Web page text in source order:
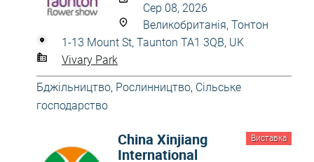
Сер 08, 2026
Великобританія, Тонтон
1-13 Mount St, Taunton TA1 3QB, UK
Vivary Park
Бджільництво, Рослинництво, Сільське
господарство
Виставка
China Xinjiang
International